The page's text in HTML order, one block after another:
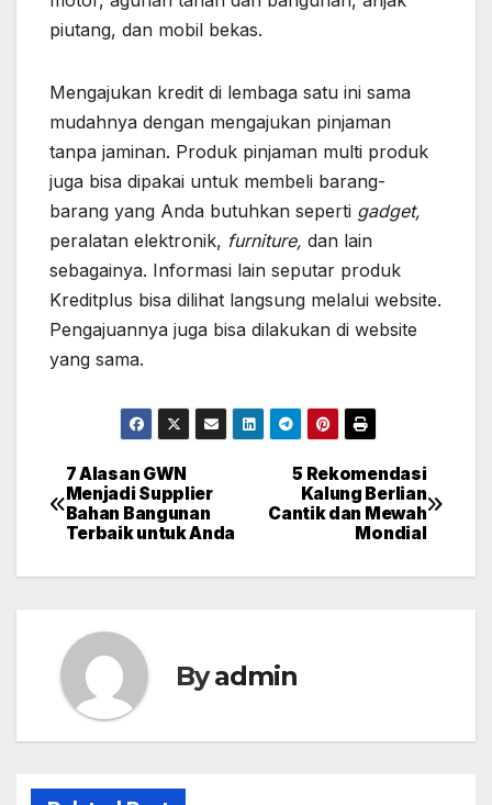
piutang, dan mobil bekas.
Mengajukan kredit di lembaga satu ini sama
mudahnya dengan mengajukan pinjaman
tanpa jaminan. Produk pinjaman multi produk
juga bisa dipakai untuk membeli barang-
barang yang Anda butuhkan seperti gadget,
peralatan elektronik, furniture, dan lain
sebagainya. Informasi lain seputar produk
Kreditplus bisa dilihat langsung melalui website.
Pengajuannya juga bisa dilakukan di website
yang sama.
Post
navigation
5 Rekomendasi
Kalung Berlian
Cantik dan Mewah
Mondial
7 Alasan GWN
Menjadi Supplier
Bahan Bangunan
Terbaik untuk Anda
Byadmin